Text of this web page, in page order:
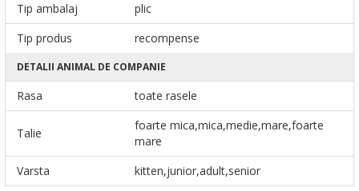
Tip ambalaj
plic
Tip produs
recompense
DETALII ANIMAL DE COMPANIE
Rasa toate rasele
Talie
foarte mica,mica,medie,mare,foarte
mare
Varsta
kitten,junior,adult,senior